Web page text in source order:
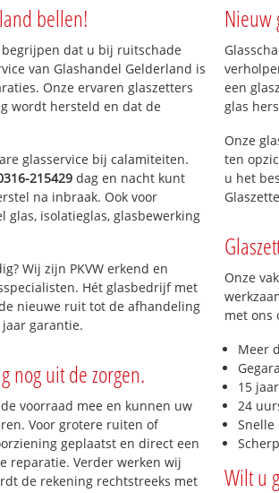
bellen!
dat u bij ruitschade
van Glashandel Gelderland is
Onze ervaren glaszetters
wordt hersteld en dat de
glasservice bij calamiteiten.
215429 dag en nacht kunt
na inbraak. Ook voor
glas, isolatieglas, glasbewerking
Wij zijn PKVW erkend en
Hét glasbedrijf met
nieuwe ruit tot de afhandeling
garantie.
nog uit de zorgen.
voorraad mee en kunnen uw
Voor grotere ruiten of
geplaatst en direct een
reparatie. Verder werken wij
de rekening rechtstreeks met
Nieuw
een
glas
Onze
ten
u het
Onze
met ons
Meer
15
24
Wilt u